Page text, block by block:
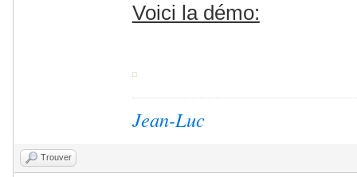
Voici la démo:
Jean-Luc
Trouver